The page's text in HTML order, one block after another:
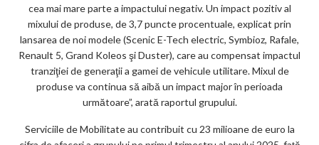
cea mai mare parte a impactului negativ. Un impact pozitiv al
mixului de produse, de 3,7 puncte procentuale, explicat prin
lansarea de noi modele (Scenic E-Tech electric, Symbioz, Rafale,
Renault 5, Grand Koleos şi Duster), care au compensat impactul
tranziţiei de generaţii a gamei de vehicule utilitare. Mixul de
produse va continua să aibă un impact major în perioada
următoare”, arată raportul grupului.
Serviciile de Mobilitate au contribuit cu 23 milioane de euro la